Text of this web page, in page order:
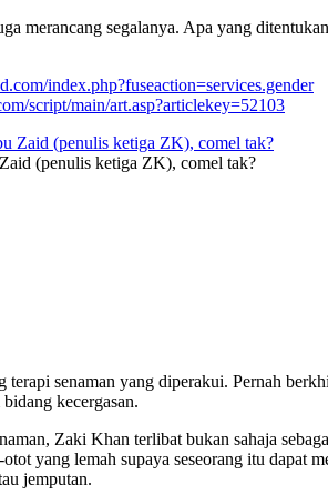
merancang segalanya. Apa yang
index.php?fuseaction=services.gender
script/main/art.asp?articlekey=52103
(penulis ketiga ZK), comel tak?
terapi senaman yang diperakui. Pernah
kecergasan.
Zaki Khan terlibat bukan sahaja
yang lemah supaya seseorang itu dapat
jemputan.